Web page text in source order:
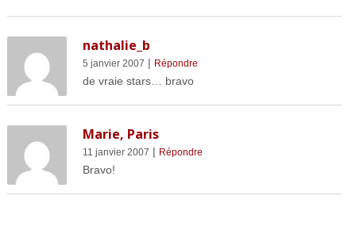
nathalie_b
5 janvier 2007 | Répondre
de vraie stars… bravo
Marie, Paris
11 janvier 2007 | Répondre
Bravo!